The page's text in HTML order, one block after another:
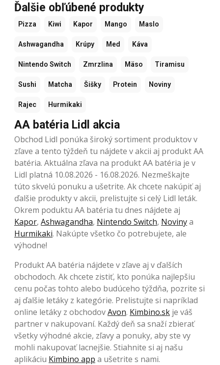
Ďalšie obľúbené produkty
Pizza Kiwi Kapor Mango Maslo
Ashwagandha Krúpy Med Káva
Nintendo Switch Zmrzlina Mäso Tiramisu
Sushi Matcha Šišky Protein Noviny
Rajec Hurmikaki
AA batéria Lidl akcia
Obchod Lidl ponúka široký sortiment produktov v
zľave a tento týždeň tu nájdete v akcii aj produkt AA
batéria. Aktuálna zľava na produkt AA batéria je v
Lidl platná 10.08.2026 - 16.08.2026. Nezmeškajte
túto skvelú ponuku a ušetrite. Ak chcete nakúpiť aj
ďalšie produkty v akcii, prelistujte si celý Lidl leták.
Okrem poduktu AA batéria tu dnes nájdete aj
Kapor, Ashwagandha, Nintendo Switch, Novinya
Hurmikaki. Nakúpte všetko čo potrebujete, ale
výhodne!
Produkt AA batéria nájdete v zľave aj v ďalších
obchodoch. Ak chcete zistiť, kto ponúka najlepšiu
cenu počas tohto alebo budúceho týždňa, pozrite si
aj ďalšie letáky z kategórie. Prelistujte si napríklad
online letáky z obchodovAvon. Kimbino.sk je váš
partner v nakupovaní. Každý deň sa snaží zbierať
všetky výhodné akcie, zľavy a ponuky, aby ste vy
mohli nakupovať lacnejšie. Stiahnite si aj našu
aplikáciu Kimbino app a ušetrite s nami.